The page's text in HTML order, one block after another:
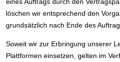
löschen wir entsprechend den
grundsätzlich nach Ende des
Soweit wir zur Erbringung unserer
Plattformen einsetzen, gelten im